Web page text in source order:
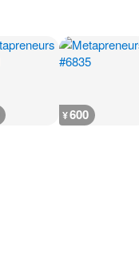
¥600